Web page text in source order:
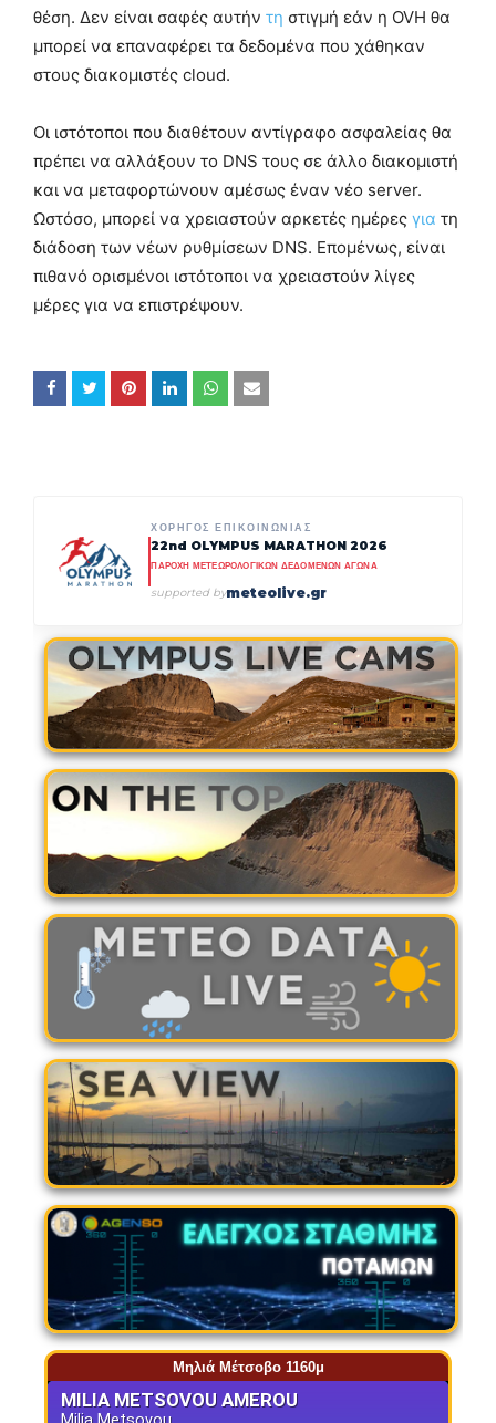
θέση. Δεν είναι σαφές αυτήν τη στιγμή εάν η OVH θα
μπορεί να επαναφέρει τα δεδομένα που χάθηκαν
στους διακομιστές cloud.
Οι ιστότοποι που διαθέτουν αντίγραφο ασφαλείας θα
πρέπει να αλλάξουν το DNS τους σε άλλο διακομιστή
και να μεταφορτώνουν αμέσως έναν νέο server.
Ωστόσο, μπορεί να χρειαστούν αρκετές ημέρες για τη
διάδοση των νέων ρυθμίσεων DNS. Επομένως, είναι
πιθανό ορισμένοι ιστότοποι να χρειαστούν λίγες
μέρες για να επιστρέψουν.
ΧΟΡΗΓΟΣ ΕΠΙΚΟΙΝΩΝΙΑΣ
22nd OLYMPUS MARATHON 2026
ΠΑΡΟΧΗ ΜΕΤΕΩΡΟΛΟΓΙΚΩΝ ΔΕΔΟΜΕΝΩΝ ΑΓΩΝΑ
supported bymeteolive.gr
Μηλιά Μέτσοβο 1160μ